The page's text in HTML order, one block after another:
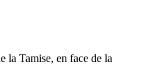
la Tamise, en face de la